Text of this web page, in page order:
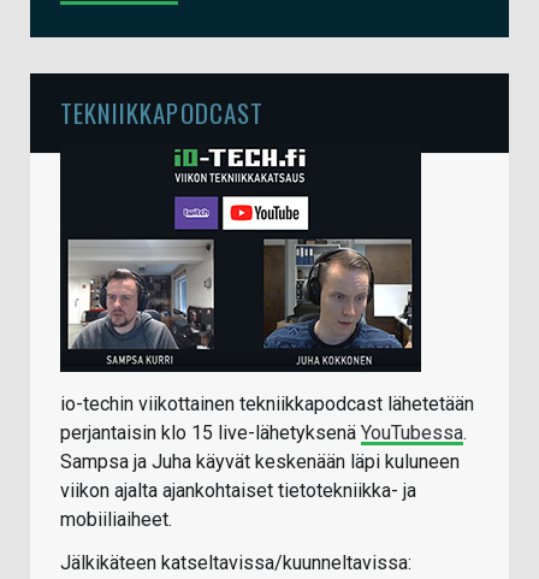
TEKNIIKKAPODCAST
io-techin viikottainen tekniikkapodcast lähetetään
perjantaisin klo 15 live-lähetyksenä YouTubessa.
Sampsa ja Juha käyvät keskenään läpi kuluneen
viikon ajalta ajankohtaiset tietotekniikka- ja
mobiiliaiheet.
Jälkikäteen katseltavissa/kuunneltavissa: